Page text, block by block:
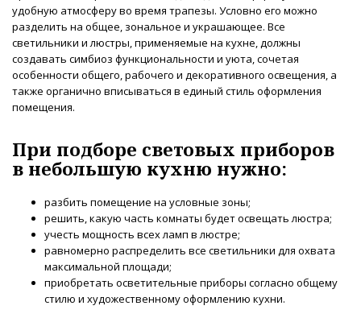
удобную атмосферу во время трапезы. Условно его можно
разделить на общее, зональное и украшающее. Все
светильники и люстры, применяемые на кухне, должны
создавать симбиоз функциональности и уюта, сочетая
особенности общего, рабочего и декоративного освещения, а
также органично вписываться в единый стиль оформления
помещения.
При подборе световых приборов
в небольшую кухню нужно:
разбить помещение на условные зоны;
решить, какую часть комнаты будет освещать люстра;
учесть мощность всех ламп в люстре;
равномерно распределить все светильники для охвата
максимальной площади;
приобретать осветительные приборы согласно общему
стилю и художественному оформлению кухни.